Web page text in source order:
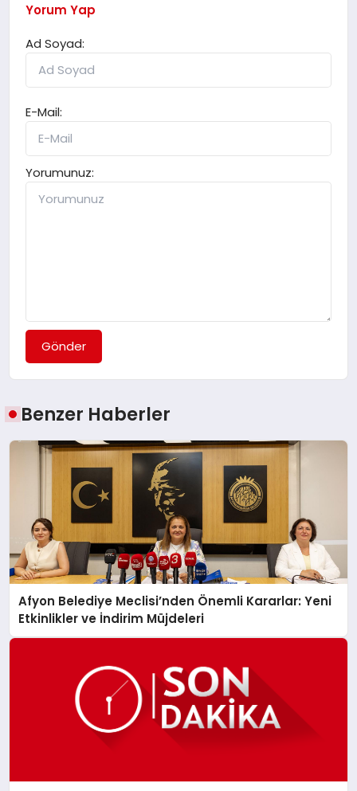
Yorum Yap
Ad Soyad:
E-Mail:
Yorumunuz:
Gönder
Benzer Haberler
Afyon Belediye Meclisi’nden Önemli Kararlar: Yeni
Etkinlikler ve İndirim Müjdeleri